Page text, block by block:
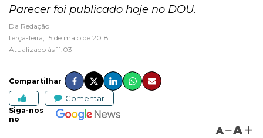
Parecer foi publicado hoje no DOU.
Da Redação
terça-feira, 15 de maio de 2018
Atualizado às 11:03
Compartilhar
Comentar
Siga-nos
no
A A